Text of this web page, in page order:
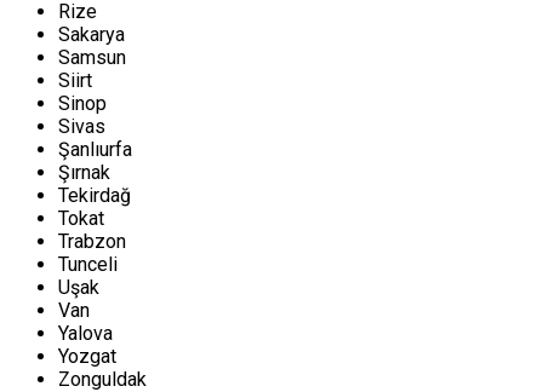
Rize
Sakarya
Samsun
Siirt
Sinop
Sivas
Şanlıurfa
Şırnak
Tekirdağ
Tokat
Trabzon
Tunceli
Uşak
Van
Yalova
Yozgat
Zonguldak